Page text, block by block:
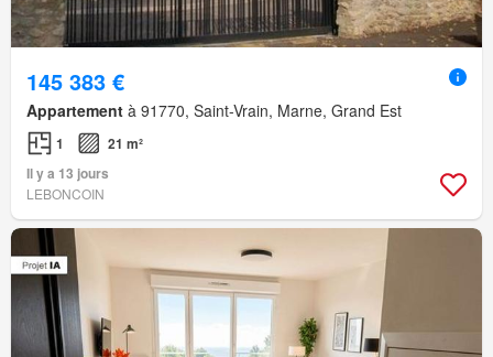
145 383 €
Appartement à 91770, Saint-Vrain, Marne, Grand Est
1
21 m²
Il y a 13 jours
LEBONCOIN